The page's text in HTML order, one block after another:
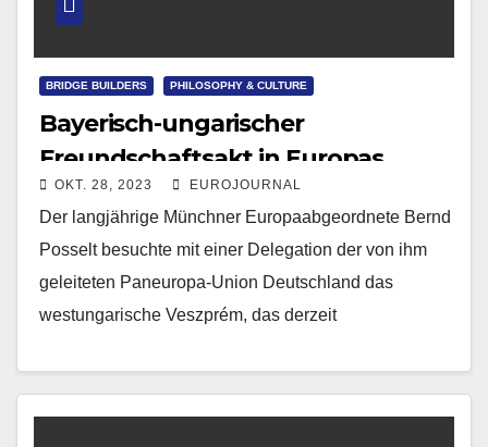
BRIDGE BUILDERS PHILOSOPHY & CULTURE
Bayerisch-ungarischer
Freundschaftsakt in Europas
Kulturhauptstadt Veszprém
OKT. 28, 2023 EUROJOURNAL
Der langjährige Münchner Europaabgeordnete Bernd
Posselt besuchte mit einer Delegation der von ihm
geleiteten Paneuropa-Union Deutschland das
westungarische Veszprém, das derzeit